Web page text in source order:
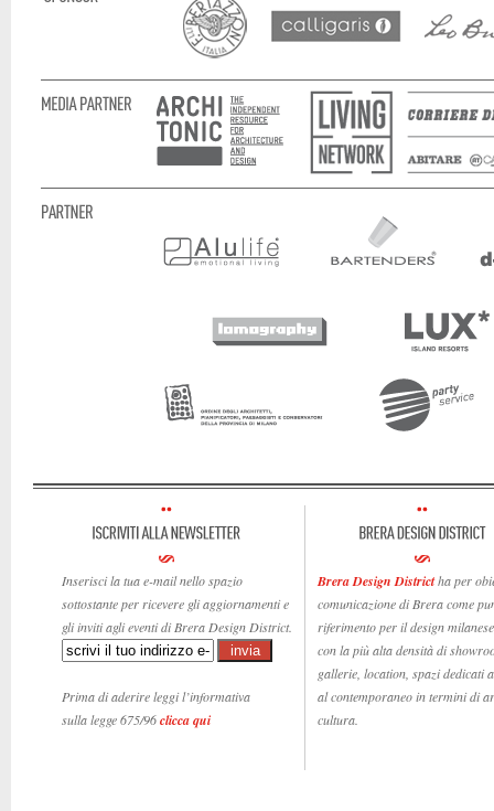
Inserisci la tua e-mail nello spazio
sottostante per ricevere gli aggiornamenti e
gli inviti agli eventi di Brera Design District.
Prima di aderire leggi l’informativa
sulla legge 675/96clicca qui
Brera Design Districtha per
comunicazione di Brera come
riferimento per il design
con la più alta densità di
gallerie, location, spazi dedicati
al contemporaneo in termini di
cultura.